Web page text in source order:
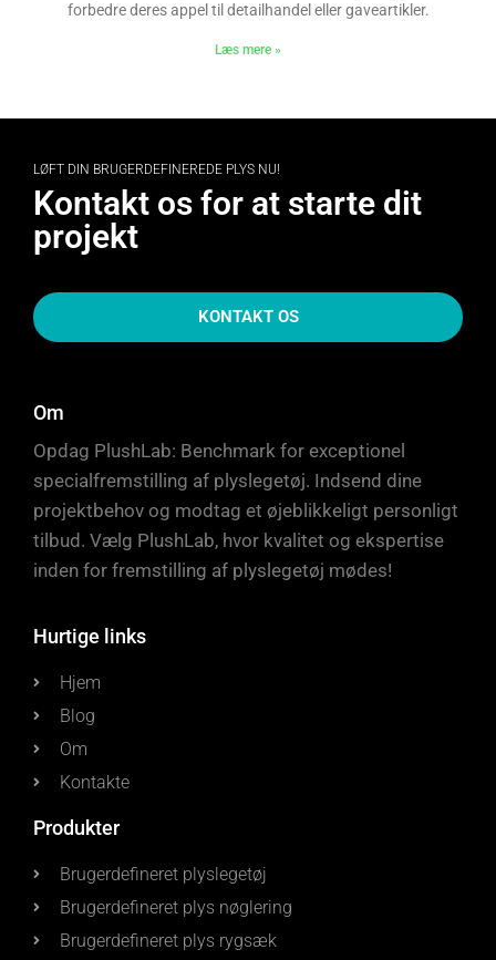
forbedre deres appel til detailhandel eller gaveartikler.
Læs mere »
LØFT DIN BRUGERDEFINEREDE PLYS NU!
Kontakt os for at starte dit
projekt
KONTAKT OS
Om
Opdag PlushLab: Benchmark for exceptionel
specialfremstilling af plyslegetøj. Indsend dine
projektbehov og modtag et øjeblikkeligt personligt
tilbud. Vælg PlushLab, hvor kvalitet og ekspertise
inden for fremstilling af plyslegetøj mødes!
Hurtige links
Hjem
Blog
Om
Kontakte
Produkter
Brugerdefineret plyslegetøj
Brugerdefineret plys nøglering
Brugerdefineret plys rygsæk